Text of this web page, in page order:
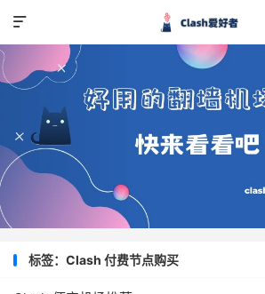

标签：Clash 付费节点购买